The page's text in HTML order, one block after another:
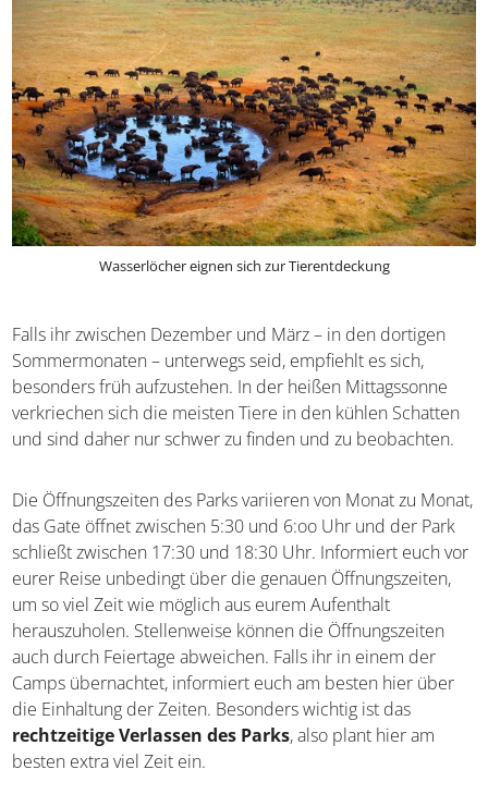
Wasserlöcher eignen sich zur Tierentdeckung
Falls ihr zwischen Dezember und März – in den dortigen
Sommermonaten – unterwegs seid, empfiehlt es sich,
verkriechen sich die meisten Tiere in den kühlen
Schatten und sind daher nur schwer zu finden und zu
beobachten.
Die Öffnungszeiten des Parks variieren von Monat zu
Monat, das Gate öffnet zwischen 5:30 und 6:oo Uhr und
der Park schließt zwischen 17:30 und 18:30 Uhr.
Informiert euch vor eurer Reise unbedingt über die
genauen Öffnungszeiten, um so viel Zeit wie möglich aus
eurem Aufenthalt herauszuholen. Stellenweise können
die Öffnungszeiten auch durch Feiertage abweichen. Falls